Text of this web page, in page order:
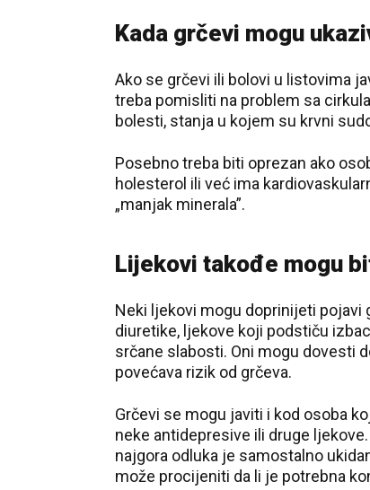
Kada grčevi mogu
Ako se grčevi ili bolovi u listovima
treba pomisliti na problem sa
bolesti, stanja u kojem su krvni
Posebno treba biti oprezan ako
holesterol ili već ima
„manjak minerala”.
Lijekovi takođe mogu
Neki ljekovi mogu doprinijeti pojavi
diuretike, ljekove koji podstiču
srčane slabosti. Oni mogu dovesti
povećava rizik od grčeva.
Grčevi se mogu javiti i kod osoba
neke antidepresive ili druge
najgora odluka je samostalno
može procijeniti da li je potrebna